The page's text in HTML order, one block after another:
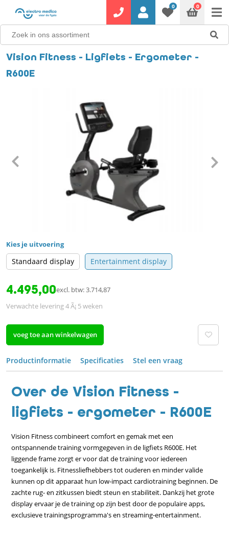
0 0
Vision Fitness - Ligfiets - Ergometer -
R600E
Kies je uitvoering
Standaard display Entertainment display
4.495,00excl. btw: 3.714,87
Verwachte levering 4 Ã¡ 5 weken
voeg toe aan winkelwagen
Productinformatie Specificaties Stel een vraag
Over de Vision Fitness -
ligfiets - ergometer - R600E
Vision Fitness combineert comfort en gemak met een
ontspannende training vormgegeven in de ligfiets R600E. Het
liggende frame zorgt er voor dat de training voor iedereen
toegankelijk is. Fitnessliefhebbers tot ouderen en minder valide
kunnen op dit apparaat hun low-impact cardiotraining beginnen. De
zachte rug- en zitkussen biedt steun en stabiliteit. Dankzij het grote
display ervaar je de training op zijn best door de populaire apps,
exclusieve trainingsprogramma's en streaming-entertainment.